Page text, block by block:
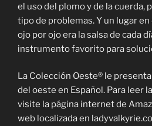
el uso del plomo y de la cuerda,
tipo de problemas. Y un lugar
ojo por ojo era la salsa de cada
instrumento favorito para
La Colección Oeste® le
del oeste en Español. Para leer
visite la página internet de
web localizada en